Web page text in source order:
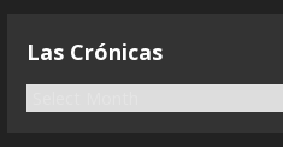
parte-3-liarla-parda-audios-
mp3_rf_68083323_1.html
Las Crónicas